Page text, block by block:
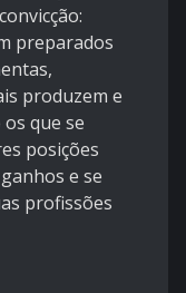
preparados
produzem e
que se
posições
e se
profissões